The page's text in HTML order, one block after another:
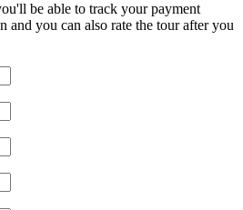
be able to track your payment
and you can also rate the tour after you